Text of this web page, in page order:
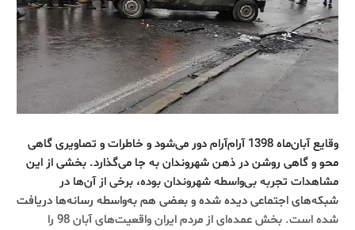
وقایع آبان‌ماه 1398 آرام‌آرام دور می‌شود و خاطرات و تصاویری گاهی
محو و گاهی روشن در ذهن شهروندان به جا می‌گذارد. بخشی از این
مشاهدات تجربه بی‌واسطه شهروندان بوده،‌ برخی از آن‌ها در
شبکه‌های اجتماعی دیده‌ شده و بعضی هم به‌واسطه رسانه‌ها دریافت
شده است. بخش عمده‌ای از مردم ایران واقعیت‌های آبان‌ 98 را